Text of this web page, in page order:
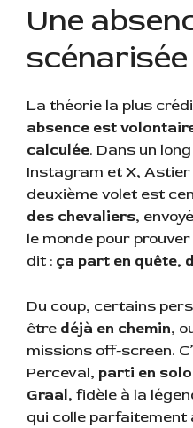
Une
scénarisée
La théorie la plus
absence est
calculée. Dans un
Instagram et X, Astier
deuxième volet est
des chevaliers,
le monde pour
dit : ça part en quête,
Du coup, certains
être déjà en chemin,
missions off-screen.
Perceval, parti en
Graal, fidèle à la
qui colle